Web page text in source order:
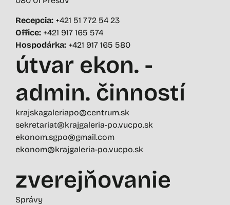
Recepcia: +421 51 772 54 23
Office: +421 917 165 574
Hospodárka: +421 917 165 580
útvar ekon. -
admin. činností
krajskagaleriapo@centrum.sk
sekretariat@krajgaleria-po.vucpo.sk
ekonom.sgpo@gmail.com
ekonom@krajgaleria-po.vucpo.sk
zverejňovanie
Správy